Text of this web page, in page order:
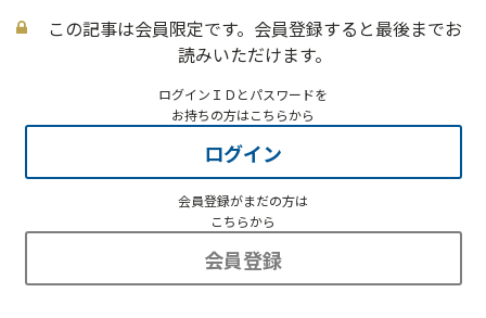
この記事は会員限定です。会員登録すると最後までお
読みいただけます。
ログインＩＤとパスワードを
お持ちの方はこちらから
ログイン
会員登録がまだの方は
こちらから
会員登録